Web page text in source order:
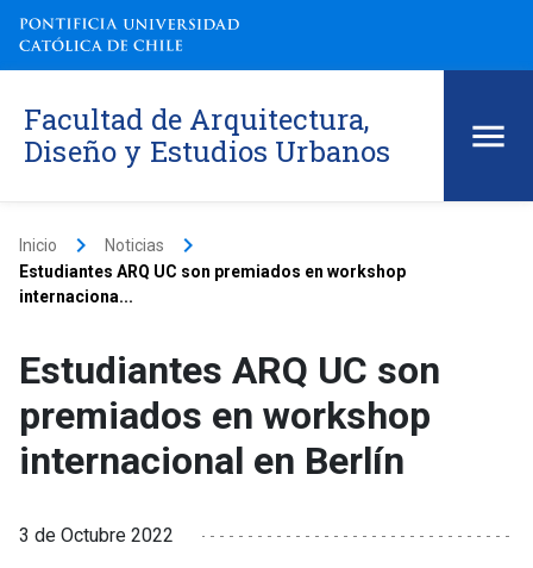
Facultad de Arquitectura,
Diseño y Estudios Urbanos
Inicio keyboard_arrow_right Noticias keyboard_arrow_right
Estudiantes ARQ UC son premiados en workshop
internaciona...
Estudiantes ARQ UC son
premiados en workshop
internacional en Berlín
3 de Octubre 2022